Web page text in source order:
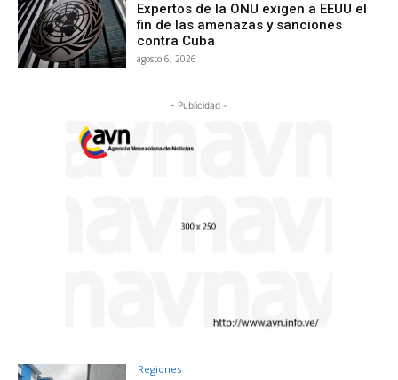
Expertos de la ONU exigen a EEUU el
fin de las amenazas y sanciones
contra Cuba
agosto 6, 2026
- Publicidad -
Regiones